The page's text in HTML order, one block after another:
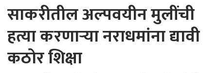
साकरीतील अल्पवयीन मुलींची
हत्या करणार्‍या नराधमांना द्यावी
कठोर शिक्षा